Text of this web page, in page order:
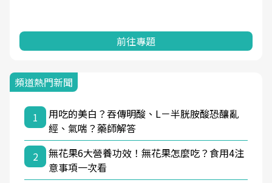
頻道熱門新聞
1
用吃的美白？吞傳明酸、L－半胱胺酸恐釀亂
經、氣喘？藥師解答
2
無花果6大營養功效！無花果怎麼吃？食用4注
意事項一次看